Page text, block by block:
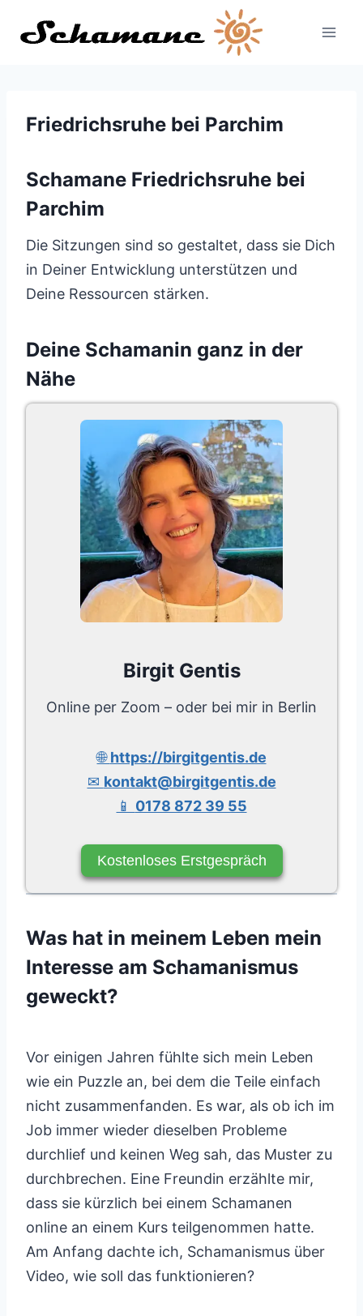
Inhalt
Friedrichsruhe bei Parchim
Schamane Friedrichsruhe bei
Parchim
Die Sitzungen sind so gestaltet, dass sie Dich
in Deiner Entwicklung unterstützen und
Deine Ressourcen stärken.
Deine Schamanin ganz in der
Nähe
Birgit Gentis
Online per Zoom – oder bei mir in Berlin
🌐https://birgitgentis.de
✉ kontakt@birgitgentis.de
📱 0178 872 39 55
Kostenloses Erstgespräch
Was hat in meinem Leben mein
Interesse am Schamanismus
geweckt?
Vor einigen Jahren fühlte sich mein Leben
wie ein Puzzle an, bei dem die Teile einfach
nicht zusammenfanden. Es war, als ob ich im
Job immer wieder dieselben Probleme
durchlief und keinen Weg sah, das Muster zu
durchbrechen. Eine Freundin erzählte mir,
dass sie kürzlich bei einem Schamanen
online an einem Kurs teilgenommen hatte.
Am Anfang dachte ich, Schamanismus über
Video, wie soll das funktionieren?